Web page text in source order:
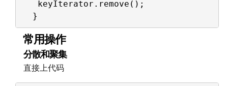
keyIterator.remove();
}
常用操作
分散和聚集
直接上代码